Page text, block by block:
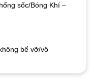
sốc/Bóng Khí –
bể vỡ/vô